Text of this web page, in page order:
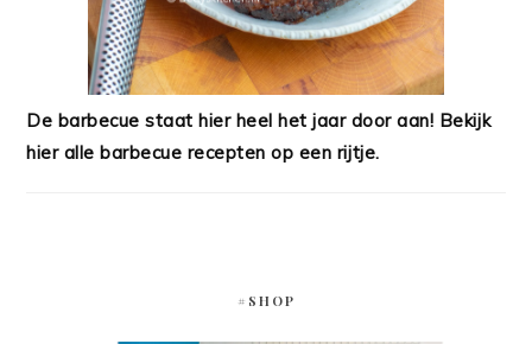
De barbecue staat hier heel het jaar door aan! Bekijk
hier alle barbecue recepten op een rijtje.
#SHOP